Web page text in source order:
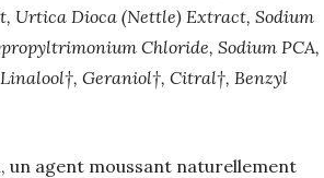
Urtica Dioca (Nettle) Extract, Sodium
Chloride, Sodium PCA,
Geraniol†, Citral†, Benzyl
un agent moussant naturellement